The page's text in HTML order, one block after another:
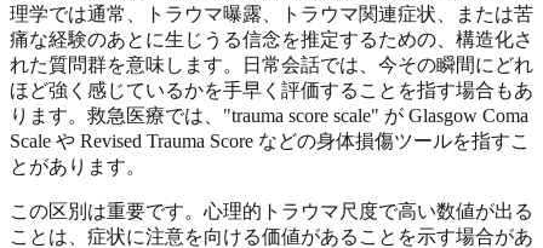
理学では通常、トラウマ曝露、トラウマ関連症状、または苦
痛な経験のあとに生じうる信念を推定するための、構造化さ
れた質問群を意味します。日常会話では、今その瞬間にどれ
ほど強く感じているかを手早く評価することを指す場合もあ
ります。救急医療では、"trauma score scale" が Glasgow Coma
Scale や Revised Trauma Score などの身体損傷ツールを指すこ
とがあります。
この区別は重要です。心理的トラウマ尺度で高い数値が出る
ことは、症状に注意を向ける価値があることを示す場合があ